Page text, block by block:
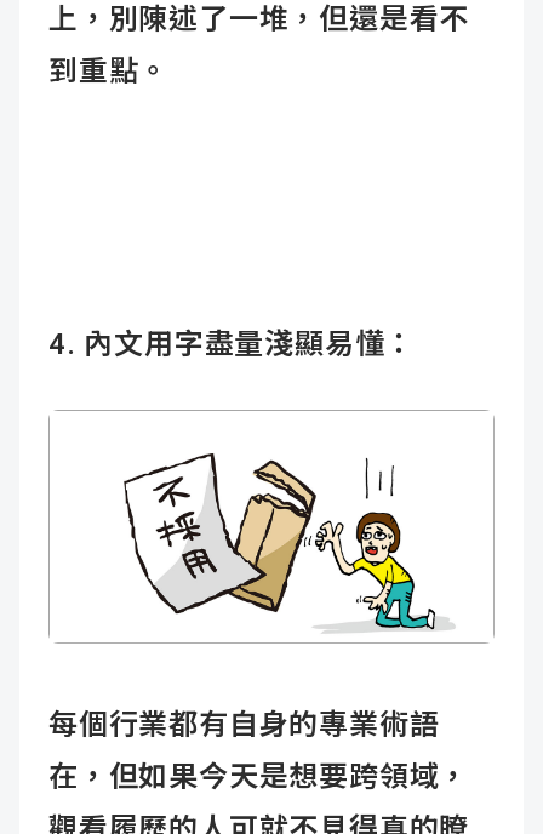
上，別陳述了一堆，但還是看不
到重點。
4. 內文用字盡量淺顯易懂：
每個行業都有自身的專業術語
在，但如果今天是想要跨領域，